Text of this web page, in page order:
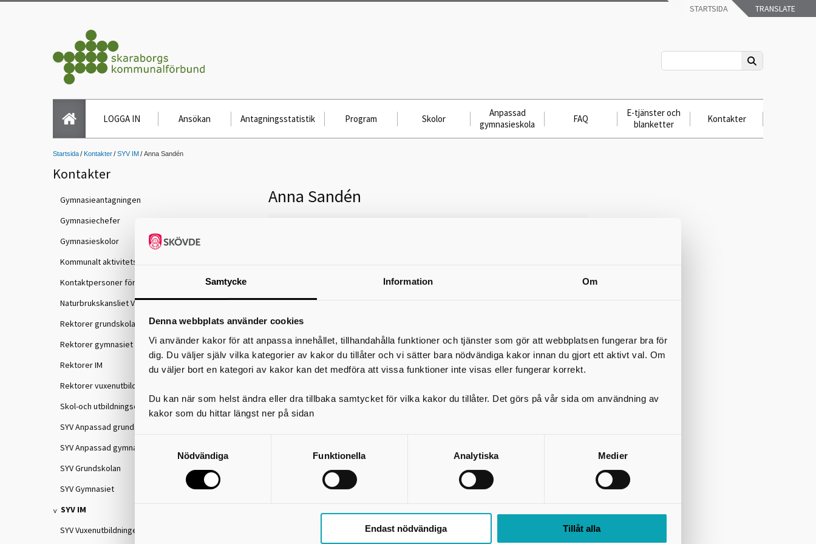
Samtycke Information Om
Denna webbplats använder cookies
Vi använder kakor för att anpassa innehållet, tillhandahålla funktioner och tjänster som gör att webbplatsen fungerar bra för
dig. Du väljer själv vilka kategorier av kakor du tillåter och vi sätter bara nödvändiga kakor innan du gjort ett aktivt val. Om
du väljer bort en kategori av kakor kan det medföra att vissa funktioner inte visas eller fungerar korrekt.
Du kan när som helst ändra eller dra tillbaka samtycket för vilka kakor du tillåter. Det görs på vår sida om användning av
kakor som du hittar längst ner på sidan
Nödvändiga Funktionella Analytiska Medier
Endast nödvändiga Tillåt alla
STARTSIDA TRANSLATE
LOGGA IN Ansökan Antagningsstatistik Program Skolor
Anpassad
gymnasieskola
FAQ
E-tjänster och
blanketter
Kontakter
Startsida Kontakter SYV IM Anna Sandén
Kontakter
Gymnasieantagningen
Gymnasiechefer
Gymnasieskolor
Kommunalt aktivitetsansvar (KAA)
Kontaktpersoner för IKE
Naturbrukskansliet VGR
Rektorer grundskolan
Rektorer gymnasiet
Rektorer IM
Rektorer vuxenutbildningen
Skol-och utbildningschefer
SYV Anpassad grundskola
SYV Anpassad gymnasieskola
SYV Grundskolan
SYV Gymnasiet
SYV IM
SYV Vuxenutbildningen
Anna Sandén
Telefon
*Ämne
*Meddelande